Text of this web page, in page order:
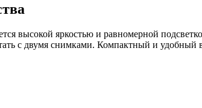
высокой яркостью и равномерной
с двумя снимками. Компактный и